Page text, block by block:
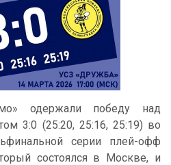
одержали победу над
3:0 (25:20, 25:16, 25:19) во
серии плей-офф
состоялся в Москве, и